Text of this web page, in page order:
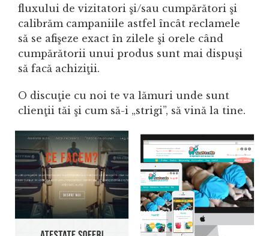
fluxului de vizitatori şi/sau cumpărători şi
calibrăm campaniile astfel încât reclamele
să se afişeze exact în zilele şi orele când
cumpărătorii unui produs sunt mai dispuşi
să facă achiziţii.
O discuţie cu noi te va lămuri unde sunt
clienţii tăi şi cum să-i „strigi”, să vină la tine.